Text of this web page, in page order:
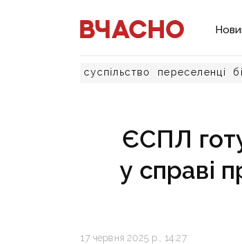
суспільство переселенці
ЄСПЛ
у справі
17 червня 2025 р., 14:27